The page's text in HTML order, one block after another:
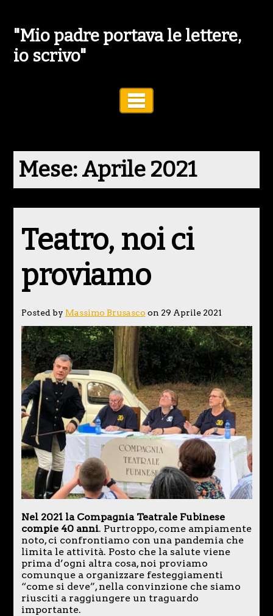
"Mio padre portava le lettere,
io scrivo"
Mese:Aprile 2021
Teatro, noi ci
proviamo
Posted by Massimo Brusasco on 29 Aprile 2021
Nel 2021 la Compagnia Teatrale Fubinese
compie 40 anni. Purtroppo, come ampiamente
noto, ci confrontiamo con una pandemia che
limita le attività. Posto che la salute viene
prima d’ogni altra cosa, noi proviamo
comunque a organizzare festeggiamenti
“come si deve”, nella convinzione che siamo
riusciti a raggiungere un traguardo
importante.